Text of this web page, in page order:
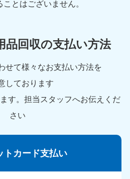
とはございません。
品回収の支払い方法
せて様々なお支払い方法を
しております
す。担当スタッフへお伝えくだ
さい
トカード支払い